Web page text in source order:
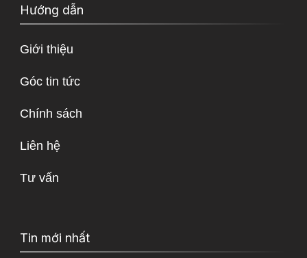
Hướng dẫn
Giới thiệu
Góc tin tức
Chính sách
Liên hệ
Tư vấn
Tin mới nhất